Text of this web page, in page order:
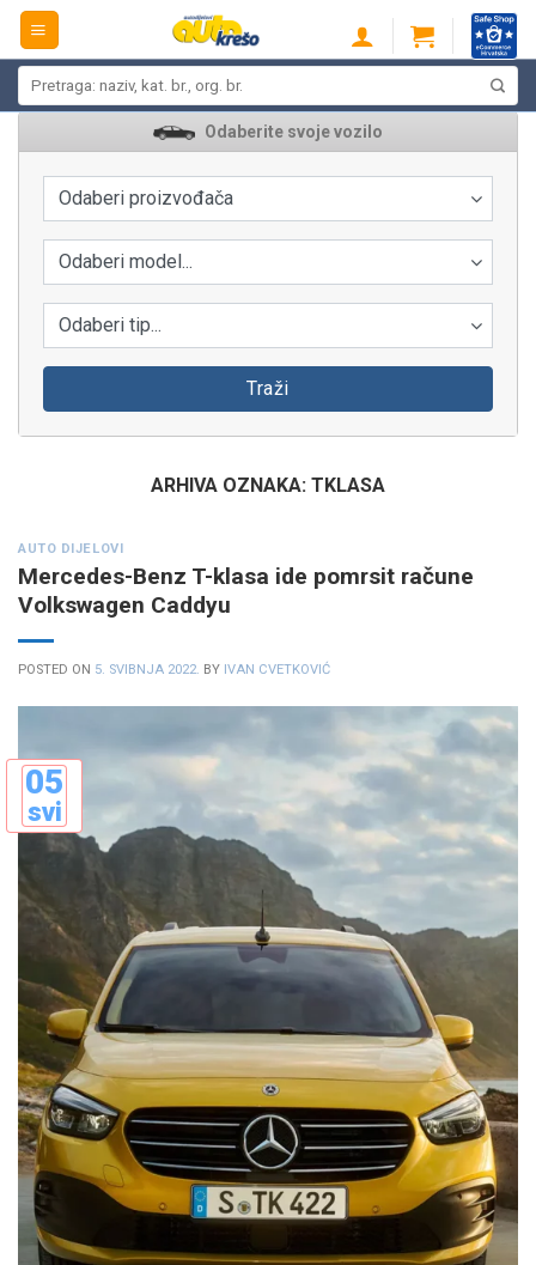
Skip
content
Odaberite svoje vozilo
Odaberi proizvođača
Odaberi model...
Odaberi tip...
Traži
ARHIVA OZNAKA: TKLASA
AUTO DIJELOVI
Mercedes-Benz T-klasa ide pomrsit račune
Volkswagen Caddyu
POSTED ON 5. SVIBNJA 2022. BY IVAN CVETKOVIĆ
05
svi